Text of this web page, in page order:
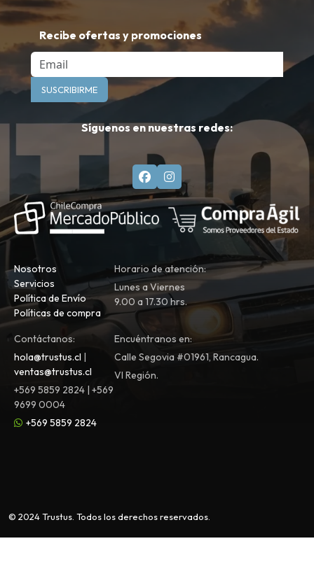
Recibe ofertas y promociones
Email
SUSCRIBIRME
Síguenos en nuestras redes:
Nosotros
Servicios
Política de Envío
Políticas de compra
Horario de atención:
Lunes a Viernes
9.00 a 17.30 hrs.
Contáctanos:
hola@trustus.cl |
ventas@trustus.cl
+569 5859 2824 | +569
9699 0004
+569 5859 2824
Encuéntranos en:
Calle Segovia #01961, Rancagua.
VI Región.
© 2024 Trustus. Todos los derechos reservados.